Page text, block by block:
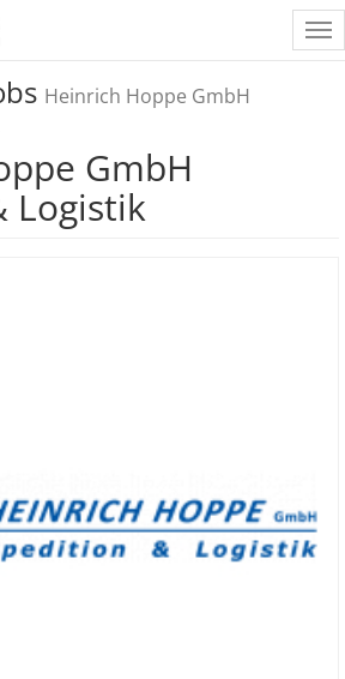
Heinrich Hoppe GmbH
GmbH
Logistik